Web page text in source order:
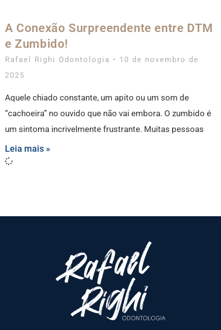
A Conexão Surpreendente entre DTM
e Zumbido!
Rafael Righi Odontologia
10 de novembro de
2025
Aquele chiado constante, um apito ou um som de
“cachoeira” no ouvido que não vai embora. O zumbido é
um sintoma incrivelmente frustrante. Muitas pessoas
Leia mais »